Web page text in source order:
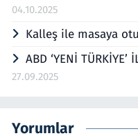
04.10.2025
Kalleş ile masaya
ABD ‘YENİ TÜRKİYE’
27.09.2025
Yorumlar